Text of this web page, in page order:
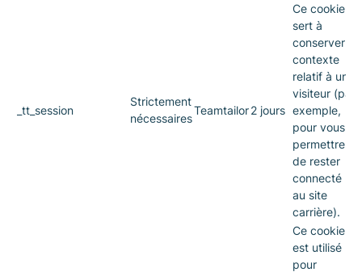
_tt_session
Strictement
nécessaires
Teamtailor2 jours
Ce cookie
sert à
conserver le
contexte
relatif à un
visiteur (par
exemple,
pour vous
permettre
de rester
connecté
au site
carrière).
Ce cookie
est utilisé
pour